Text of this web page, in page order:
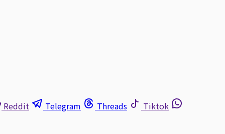
Reddit Telegram Threads Tiktok